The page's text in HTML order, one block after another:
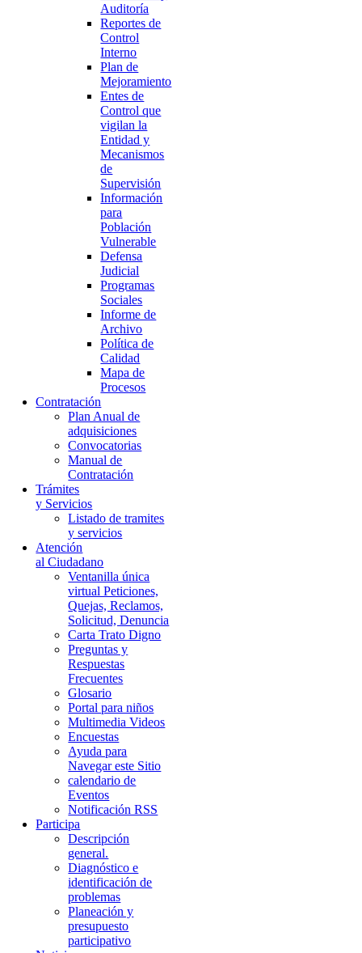
Auditoría
Reportes de
Control
Interno
Plan de
Mejoramiento
Entes de
Control que
vigilan la
Entidad y
Mecanismos
de
Supervisión
Información
para
Población
Vulnerable
Defensa
Judicial
Programas
Sociales
Informe de
Archivo
Política de
Calidad
Mapa de
Procesos
Contratación
Plan Anual de
adquisiciones
Convocatorias
Manual de
Contratación
Trámites
y Servicios
Listado de tramites
y servicios
Atención
al Ciudadano
Ventanilla única
virtual Peticiones,
Quejas, Reclamos,
Solicitud, Denuncia
Carta Trato Digno
Preguntas y
Respuestas
Frecuentes
Glosario
Portal para niños
Multimedia Videos
Encuestas
Ayuda para
Navegar este Sitio
calendario de
Eventos
Notificación RSS
Participa
Descripción
general.
Diagnóstico e
identificación de
problemas
Planeación y
presupuesto
participativo